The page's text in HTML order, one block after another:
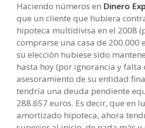
Haciendo números en Dinero
que un cliente que hubiera
hipoteca multidivisa en el 2008
comprarse una casa de 200.000
su elección hubiese sido
hasta hoy (por ignorancia y falta
asesoramiento de su entidad
tendría una deuda pendiente
288.657 euros. Es decir, que en
amortizado hipoteca, ahora